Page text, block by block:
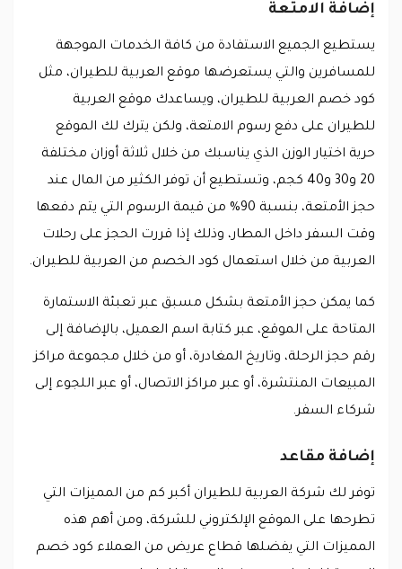
إضافة الامتعة
يستطيع الجميع الاستفادة من كافة الخدمات الموجهة
للمسافرين والتي يستعرضها موقع العربية للطيران، مثل
كود خصم العربية للطيران، ويساعدك موقع العربية
للطيران على دفع رسوم الامتعة، ولكن يترك لك الموقع
حرية اختيار الوزن الذي يناسبك من خلال ثلاثة أوزان مختلفة
20 و30 و40 كجم، وتستطيع أن توفر الكثير من المال عند
حجز الأمتعة، بنسبة 90% من قيمة الرسوم التي يتم دفعها
وقت السفر داخل المطار، وذلك إذا قررت الحجز على رحلات
العربية من خلال استعمال كود الخصم من العربية للطيران.
كما يمكن حجز الأمتعة بشكل مسبق عبر تعبئة الاستمارة
المتاحة على الموقع، عبر كتابة اسم العميل، بالإضافة إلى
رقم حجز الرحلة، وتاريخ المغادرة، أو من خلال مجموعة مراكز
المبيعات المنتشرة، أو عبر مراكز الاتصال، أو عبر اللجوء إلى
شركاء السفر.
إضافة مقاعد
توفر لك شركة العربية للطيران أكبر كم من المميزات التي
تطرحها على الموقع الإلكتروني للشركة، ومن أهم هذه
المميزات التي يفضلها قطاع عريض من العملاء كود خصم